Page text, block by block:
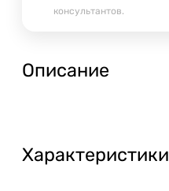
консультантов.
Описание
Характеристики